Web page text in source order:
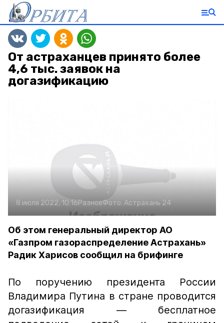
От астраханцев принято более
4,6 тыс. заявок на
догазификацию
8 июля 2022, 10:16РазноеФото: Астрахань 24
Об этом генеральный директор АО
«Газпром газораспределение Астрахань»
Радик Харисов сообщил на брифинге
По поручению президента России
Владимира Путина в стране проводится
догазификация — бесплатное